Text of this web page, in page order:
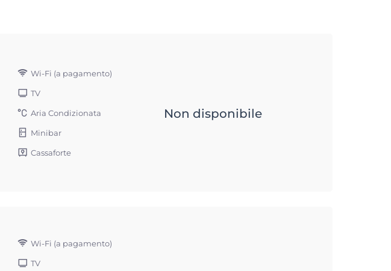
Wi-Fi (a pagamento)
TV
Aria Condizionata
Minibar
Cassaforte
Non disponibile
Wi-Fi (a pagamento)
TV